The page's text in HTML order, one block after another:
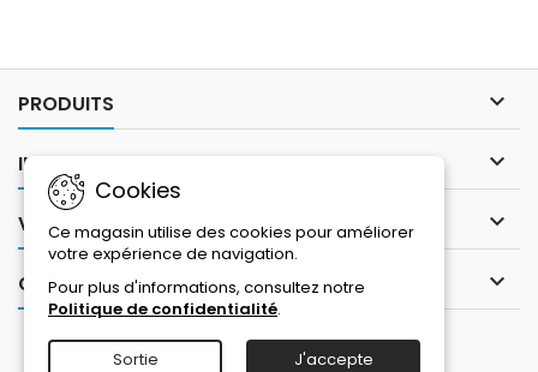
PRODUITS 
INFORMATIONS 
VOTRE COMPTE 
CONTACT 
Cookies
Ce magasin utilise des cookies pour améliorer
votre expérience de navigation.
Pour plus d'informations, consultez notre
Politique de confidentialité.
Sortie J'accepte